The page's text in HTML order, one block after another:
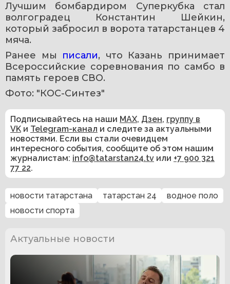
Лучшим бомбардиром Суперкубка стал
волгоградец Константин Шейкин,
который забросил в ворота татарстанцев 4
мяча.
Ранее мы писали, что Казань принимает
Всероссийские соревнования по самбо в
память героев СВО.
Фото: "КОС-Синтез"
Подписывайтесь на наши MAX, Дзен, группу в
VK и Telegram-канал и следите за актуальными
новостями. Если вы стали очевидцем
интересного события, сообщите об этом нашим
журналистам: info@tatarstan24.tv или +7 900 321
77 22.
новости татарстана татарстан 24
водное поло
новости спорта
Актуальные новости